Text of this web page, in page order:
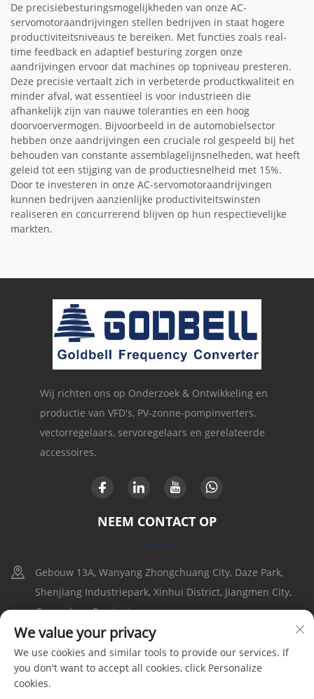
De precisiebesturingsmogelijkheden van onze AC-
servomotoraandrijvingen stellen bedrijven in staat hogere
productiviteitsniveaus te bereiken. Met functies zoals real-
time feedback en adaptief besturing zorgen onze
aandrijvingen ervoor dat machines op topniveau presteren.
Deze precisie vertaalt zich in verbeterde productkwaliteit en
minder afval, wat essentieel is voor industrieën die
afhankelijk zijn van nauwe toleranties en een hoog
doorvoervermogen. Bijvoorbeeld in de automobielsector
hebben onze aandrijvingen een cruciale rol gespeeld bij het
behouden van constante assemblagelijnsnelheden, wat heeft
geleid tot een stijging van de productiesnelheid met 15%.
Door te investeren in onze AC-servomotoraandrijvingen
kunnen bedrijven aanzienlijke productiviteitswinsten
realiseren en concurrerend blijven op hun respectievelijke
markten.
Wij richten ons op Onderzoek & Ontwikkeling en
productie van VFD's, PV-zonne-pompinverters,
vectorregelaars, servoregelaars en gerelateerde
accessoires.
NEEM CONTACT OP
Gebouw 13A, Wanyang Zhongchuang City, Daze Park,
Shenjiang Industriepark, Xinhui District, Jiangmen City,
Guangdong Provincie
+86-17316086390
[email protected]
We value your privacy
We use cookies and similar tools to provide our services. If
you don't want to accept all cookies, click Personalize
cookies.